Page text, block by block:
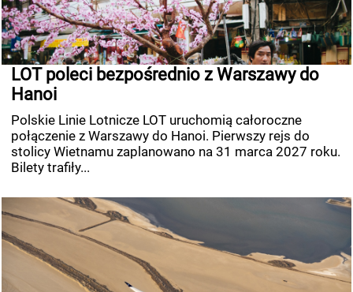
LOT poleci bezpośrednio z Warszawy do
Hanoi
Polskie Linie Lotnicze LOT uruchomią całoroczne
połączenie z Warszawy do Hanoi. Pierwszy rejs do
stolicy Wietnamu zaplanowano na 31 marca 2027 roku.
Bilety trafiły...